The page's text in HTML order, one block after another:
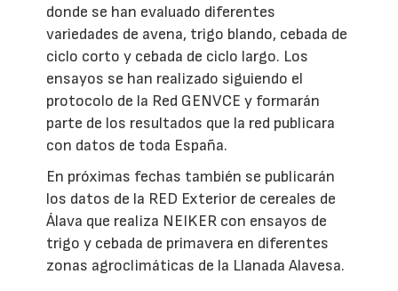
donde se han evaluado diferentes
variedades de avena, trigo blando, cebada de
ciclo corto y cebada de ciclo largo. Los
ensayos se han realizado siguiendo el
protocolo de la Red GENVCE y formarán
parte de los resultados que la red publicara
con datos de toda España.
En próximas fechas también se publicarán
los datos de la RED Exterior de cereales de
Álava que realiza NEIKER con ensayos de
trigo y cebada de primavera en diferentes
zonas agroclimáticas de la Llanada Alavesa.